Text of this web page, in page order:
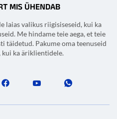
MIS ÜHENDAB
laias valikus riigisiseseid, kui ka
Me hindame teie aega, et teie
täidetud. Pakume oma teenuseid
ka äriklientidele.